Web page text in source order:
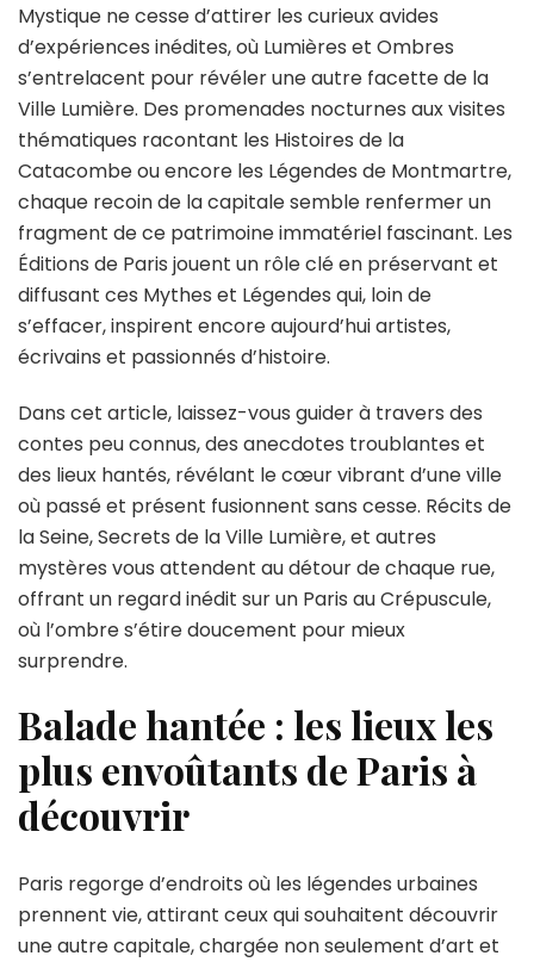
Mystique ne cesse d’attirer les curieux avides
d’expériences inédites, où Lumières et Ombres
s’entrelacent pour révéler une autre facette de la
Ville Lumière. Des promenades nocturnes aux visites
thématiques racontant les Histoires de la
Catacombe ou encore les Légendes de Montmartre,
chaque recoin de la capitale semble renfermer un
fragment de ce patrimoine immatériel fascinant. Les
Éditions de Paris jouent un rôle clé en préservant et
diffusant ces Mythes et Légendes qui, loin de
s’effacer, inspirent encore aujourd’hui artistes,
écrivains et passionnés d’histoire.
Dans cet article, laissez-vous guider à travers des
contes peu connus, des anecdotes troublantes et
des lieux hantés, révélant le cœur vibrant d’une ville
où passé et présent fusionnent sans cesse. Récits de
la Seine, Secrets de la Ville Lumière, et autres
mystères vous attendent au détour de chaque rue,
offrant un regard inédit sur un Paris au Crépuscule,
où l’ombre s’étire doucement pour mieux
surprendre.
Balade hantée : les lieux les
plus envoûtants de Paris à
découvrir
Paris regorge d’endroits où les légendes urbaines
prennent vie, attirant ceux qui souhaitent découvrir
une autre capitale, chargée non seulement d’art et